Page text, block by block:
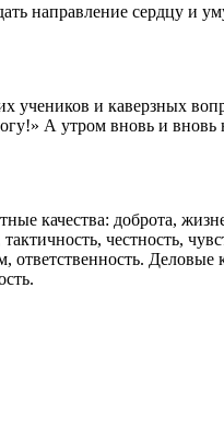
направление сердцу
и каверзных
А утром вновь и
качества: доброта,
честность,
ответственность.